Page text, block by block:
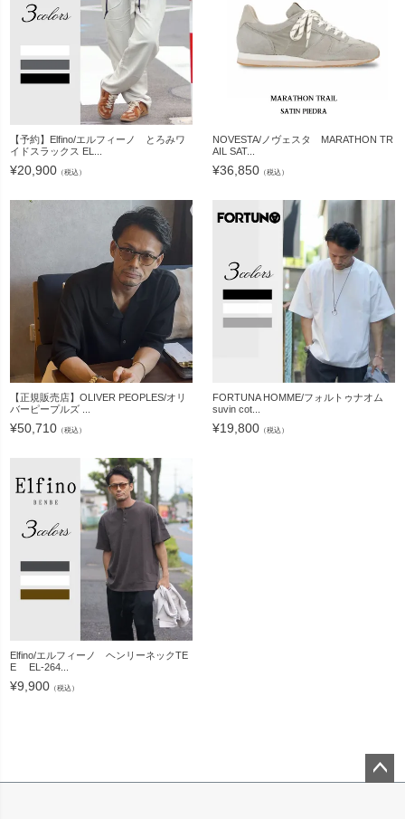
【予約】Elfino/エルフィーノ とろみワ
イドスラックス EL...
¥20,900 （税込）
NOVESTA/ノヴェスタ MARATHON TR
AIL SAT...
¥36,850 （税込）
【正規販売店】OLIVER PEOPLES/オリ
バーピープルズ ...
¥50,710 （税込）
FORTUNA HOMME/フォルトゥナオム
suvin cot...
¥19,800 （税込）
Elfino/エルフィーノ ヘンリーネックTE
E EL-264...
¥9,900 （税込）